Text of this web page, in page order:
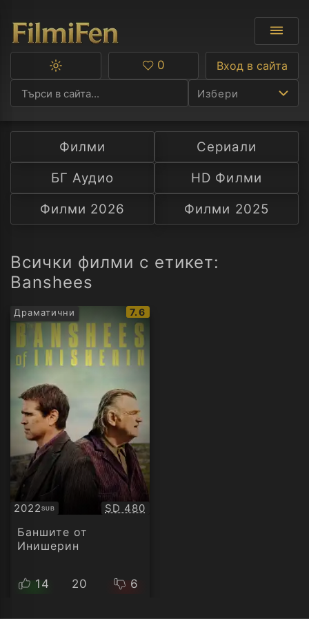
Избери
Ф
С
А
Превключване
тъмна
тема
Любими
0 Вход в сайта
Филми
Сериали
БГ Аудио
HD Филми
Филми 2026
Филми 2025
Всички филми с етикет:
Banshees
Драматични
IMDb
рейтинг:
7.6
2022SUB
Субтитри Качество:
SD 480
Баншите от
Инишерин
14 20 6